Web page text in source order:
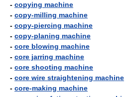
- copying machine
- copy-milling machine
- copy-piercing machine
- copy-planing machine
- core blowing machine
- core jarring machine
- core shooting machine
- core wire straightening machine
- core-making machine